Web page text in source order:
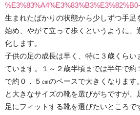
生まれたばかりの状態から少しずつ手足
始め、やがて立って歩くというように、
化します。
子供の足の成長は早く、特に３歳くらい
ています。１～２歳半頃までは半年で約
で約０．５㎝のペースで大きくなります
と大きなサイズの靴を選びがちですが、
足にフィットする靴を選びたいところで